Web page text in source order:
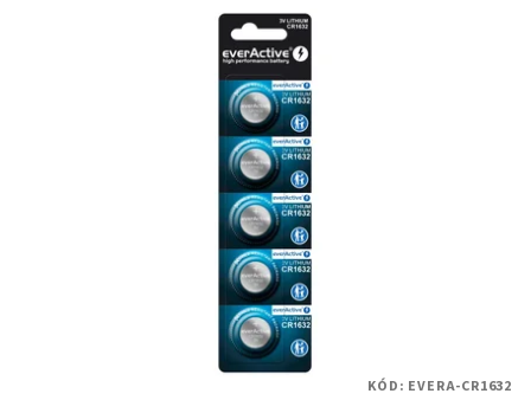
KÓD: EVERA-CR1632